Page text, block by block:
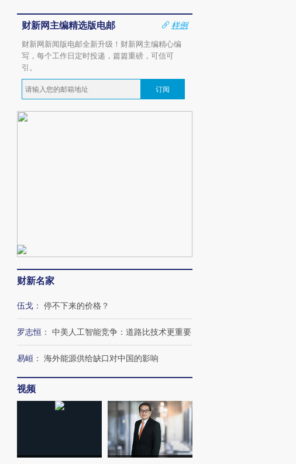
财新网主编精选版电邮
样例
财新网新闻版电邮全新升级！财新网主编精心编
写，每个工作日定时投递，篇篇重磅，可信可
引。
订阅
财新名家
伍戈 ： 停不下来的价格？
罗志恒 ： 中美人工智能竞争：道路比技术更重要
易峘 ： 海外能源供给缺口对中国的影响
视频